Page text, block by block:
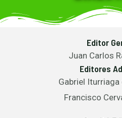
Editor
Juan Carlos
Editores
Gabriel Iturriaga
Francisco